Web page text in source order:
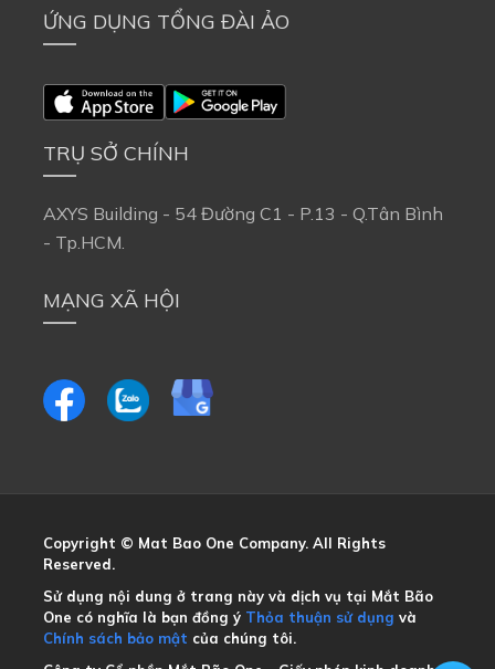
ỨNG DỤNG TỔNG ĐÀI ẢO
TRỤ SỞ CHÍNH
AXYS Building - 54 Đường C1 - P.13 - Q.Tân Bình
- Tp.HCM.
MẠNG XÃ HỘI
Copyright © Mat Bao One Company. All Rights
Reserved.
Sử dụng nội dung ở trang này và dịch vụ tại Mắt Bão
One có nghĩa là bạn đồng ý Thỏa thuận sử dụng và
Chính sách bảo mật của chúng tôi.